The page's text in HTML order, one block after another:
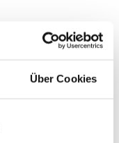
Über Cookies